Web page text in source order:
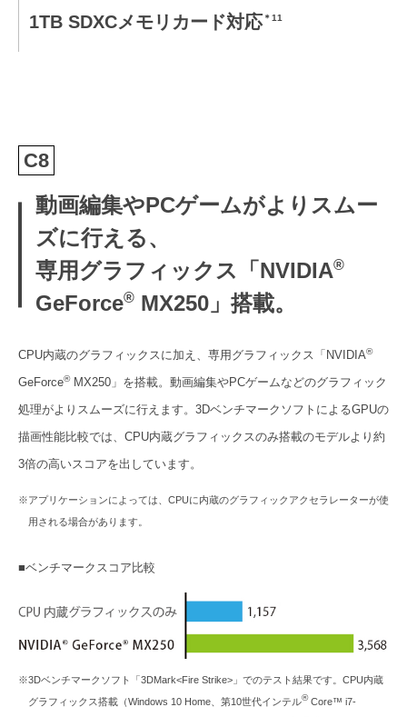
1TB SDXCメモリカード対応 ＊11
C8
動画編集やPCゲームがよりスムー
ズに行える、
専用グラフィックス「NVIDIA®
GeForce® MX250」搭載。
CPU内蔵のグラフィックスに加え、専用グラフィックス「NVIDIA®
GeForce®MX250」を搭載。動画編集やPCゲームなどのグラフィック
処理がよりスムーズに行えます。3DベンチマークソフトによるGPUの
描画性能比較では、CPU内蔵グラフィックスのみ搭載のモデルより約
3倍の高いスコアを出しています。
※アプリケーションによっては、CPUに内蔵のグラフィックアクセラレーターが使
用される場合があります。
■ベンチマークスコア比較
※3Dベンチマークソフト「3DMark<Fire Strike>」でのテスト結果です。CPU内蔵
グラフィックス搭載（Windows 10 Home、第10世代インテル®Core™ i7-